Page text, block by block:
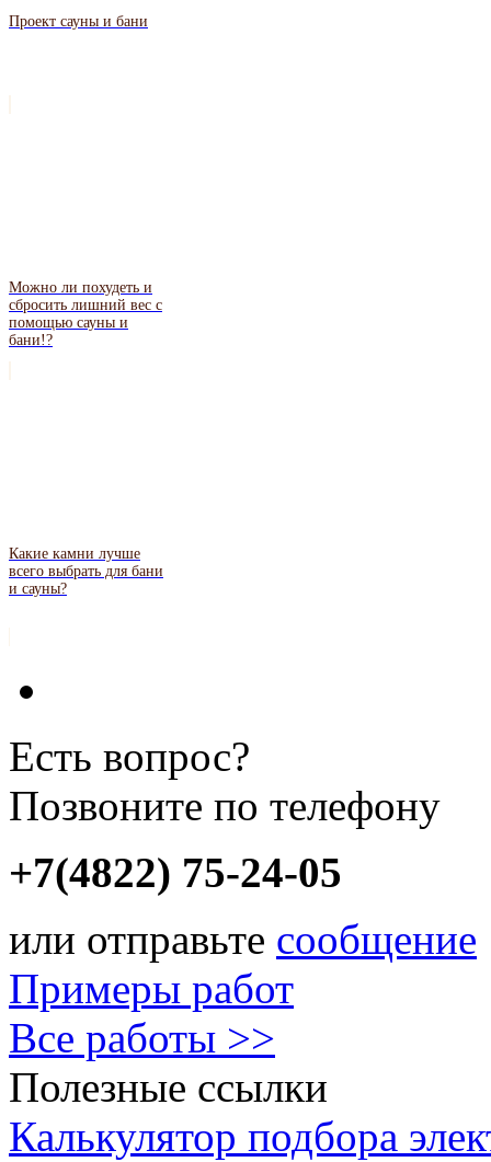
Проект сауны и бани
Можно ли похудеть и
сбросить лишний вес с
помощью сауны и
бани!?
Какие камни лучше
всего выбрать для бани
и сауны?
Есть вопрос?
Позвоните по телефону
+7(4822) 75-24-05
или отправьте сообщение
Примеры работ
Все работы >>
Полезные ссылки
Калькулятор подбора